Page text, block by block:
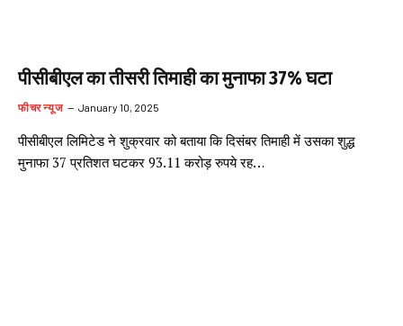
पीसीबीएल का तीसरी तिमाही का मुनाफा 37% घटा
फीचर न्यूज January 10, 2025
पीसीबीएल लिमिटेड ने शुक्रवार को बताया कि दिसंबर तिमाही में उसका शुद्ध
मुनाफा 37 प्रतिशत घटकर 93.11 करोड़ रुपये रह…